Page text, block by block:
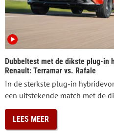
Dubbeltest met de dikste plug-in
Renault: Terramar vs. Rafale
In de sterkste plug-in
een uitstekende match met de
LEES MEER